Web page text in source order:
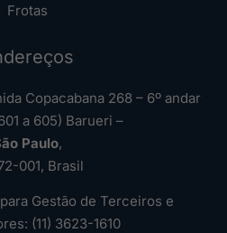
Frotas
Copacabana 268 – 6º andar
a 605) Barueri –
Paulo,
001, Brasil
Gestão de Terceiros e
(11) 3623-1610